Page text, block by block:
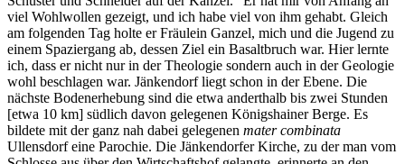
viel Wohlwollen gezeigt, und ich habe viel von ihm gehabt. Gleich
am folgenden Tag holte er Fräulein Ganzel, mich und die Jugend zu
einem Spaziergang ab, dessen Ziel ein Basaltbruch war. Hier lernte
ich, dass er nicht nur in der Theologie sondern auch in der Geologie
wohl beschlagen war. Jänkendorf liegt schon in der Ebene. Die
nächste Bodenerhebung sind die etwa anderthalb bis zwei Stunden
[etwa 10 km] südlich davon gelegenen Königshainer Berge. Es
bildete mit der ganz nah dabei gelegenen mater combinata
Ullensdorf eine Parochie. Die Jänkendorfer Kirche, zu der man vom